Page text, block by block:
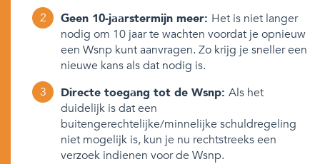
Geen 10-jaarstermijn meer: Het is niet langer
nodig om 10 jaar te wachten voordat je opnieuw
een Wsnp kunt aanvragen. Zo krijg je sneller een
nieuwe kans als dat nodig is.
Directe toegang tot de Wsnp: Als het
duidelijk is dat een
buitengerechtelijke/minnelijke schuldregeling
niet mogelijk is, kun je nu rechtstreeks een
verzoek indienen voor de Wsnp.